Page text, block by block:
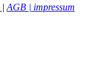
| AGB | impressum